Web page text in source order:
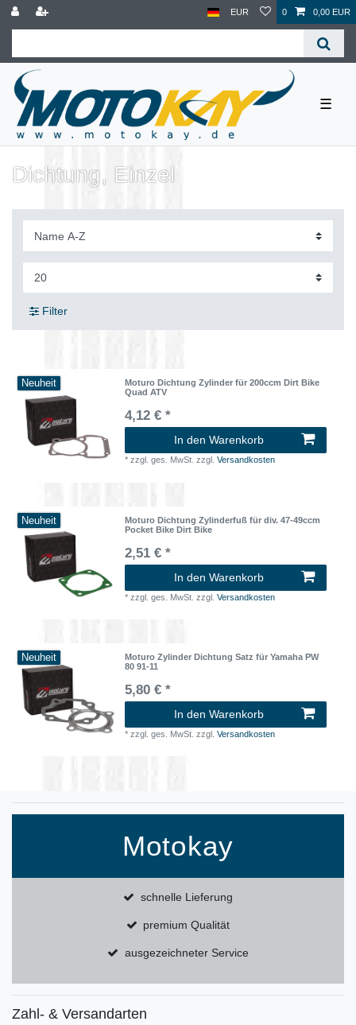
EUR 0 0,00 EUR
☰
Dichtung, Einzel
Filter
Neuheit
Moturo Dichtung Zylinder für 200ccm Dirt Bike
Quad ATV
4,12 € *
In den Warenkorb
*zzgl. ges. MwSt. zzgl.Versandkosten
Neuheit
Moturo Dichtung Zylinderfuß für div. 47-49ccm
Pocket Bike Dirt Bike
2,51 € *
In den Warenkorb
*zzgl. ges. MwSt. zzgl.Versandkosten
Neuheit
Moturo Zylinder Dichtung Satz für Yamaha PW
80 91-11
5,80 € *
In den Warenkorb
*zzgl. ges. MwSt. zzgl.Versandkosten
Motokay
schnelle Lieferung
premium Qualität
ausgezeichneter Service
Zahl- & Versandarten